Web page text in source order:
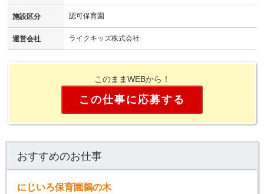
施設区分 認可保育園
運営会社 ライクキッズ株式会社
このままWEBから！
この仕事に応募する
おすすめのお仕事
にじいろ保育園鵜の木